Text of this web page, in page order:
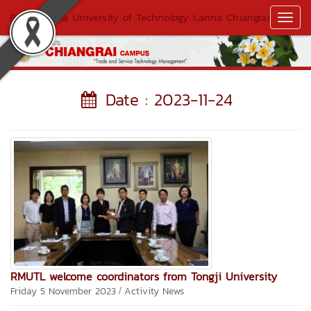
Rajamangala University of Technology Lanna Chiangrai
Date : 2023-11-24
RMUTL welcome coordinators from Tongji University
Friday 5 November 2023 / Activity News